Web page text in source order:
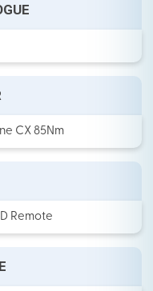
CX 85Nm
Remote